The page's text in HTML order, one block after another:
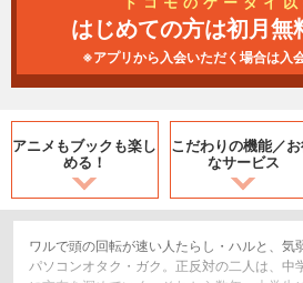
はじめての方は初月無
※アプリから入会いただく場合は入
アニメもブックも楽し
める！
こだわりの機能／
なサービス
ワルで頭の回転が速い人たらし・ハルと、気
パソコンオタク・ガク。正反対の二人は、中